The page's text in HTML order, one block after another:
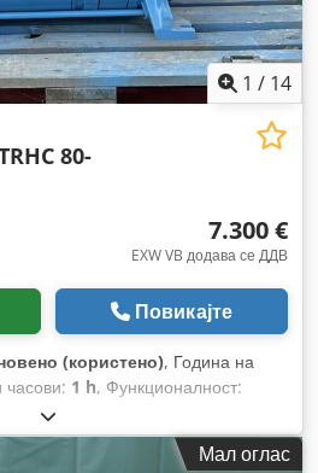
1 / 14
80-
7.300 €
EXW VB додава се ДДВ
Повикајте
(користено), Година на
часови: 1 h, Функционалност:
, број на машина/возило:
проток:650 m³/ч,
400 V, влезна
Мал оглас